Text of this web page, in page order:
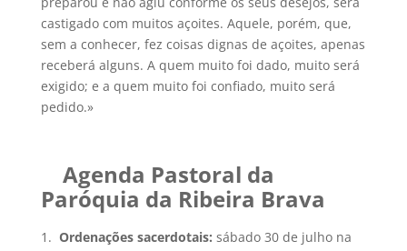
castigado com muitos açoites. Aquele, porém, que,
sem a conhecer, fez coisas dignas de açoites, apenas
receberá alguns. A quem muito foi dado, muito será
exigido; e a quem muito foi confiado, muito será
pedido.»
Agenda Pastoral da
Paróquia da Ribeira Brava
Ordenações sacerdotais: sábado 30 de julho na